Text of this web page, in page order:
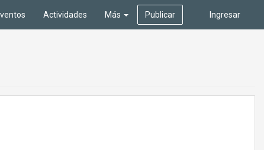
Ingresar
Actividades Más Publicar